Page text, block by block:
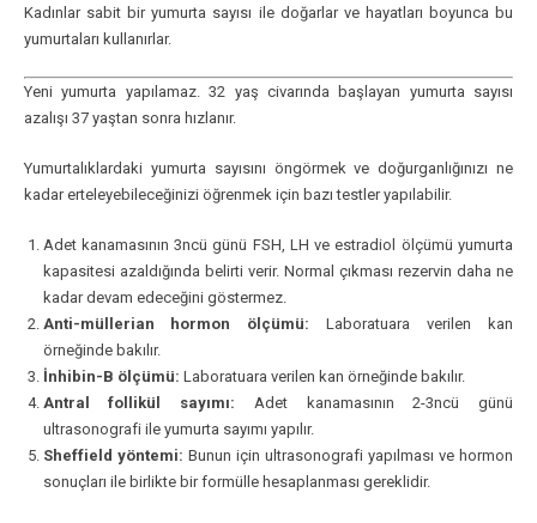
Kadınlar sabit bir yumurta sayısı ile doğarlar ve hayatları boyunca bu
yumurtaları kullanırlar.
Yeni yumurta yapılamaz. 32 yaş civarında başlayan yumurta sayısı
azalışı 37 yaştan sonra hızlanır.
Yumurtalıklardaki yumurta sayısını öngörmek ve doğurganlığınızı ne
kadar erteleyebileceğinizi öğrenmek için bazı testler yapılabilir.
Adet kanamasının 3ncü günü FSH, LH ve estradiol ölçümü yumurta
kapasitesi azaldığında belirti verir. Normal çıkması rezervin daha ne
kadar devam edeceğini göstermez.
Anti-müllerian hormon ölçümü: Laboratuara verilen kan
örneğinde bakılır.
İnhibin-B ölçümü: Laboratuara verilen kan örneğinde bakılır.
Antral follikül sayımı: Adet kanamasının 2-3ncü günü
ultrasonografi ile yumurta sayımı yapılır.
Sheffield yöntemi: Bunun için ultrasonografi yapılması ve hormon
sonuçları ile birlikte bir formülle hesaplanması gereklidir.